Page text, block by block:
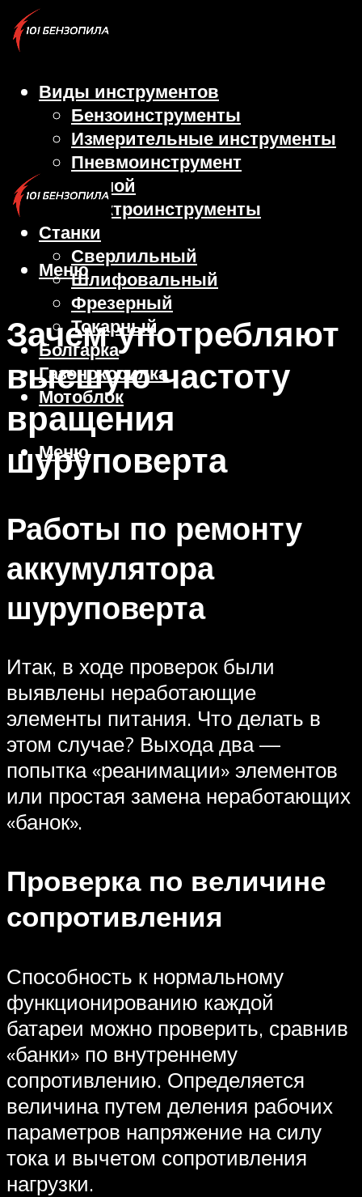
Виды инструментов
Бензоинструменты
Измерительные инструменты
Пневмоинструмент
Ручной
Электроинструменты
Станки
Сверлильный
Шлифовальный
Фрезерный
Токарный
Болгарка
Газонокосилка
Мотоблок
Меню
Меню
Зачем употребляют
высшую частоту
вращения
шуруповерта
Работы по ремонту
аккумулятора
шуруповерта
Итак, в ходе проверок были
выявлены неработающие
элементы питания. Что делать в
этом случае? Выхода два —
попытка «реанимации» элементов
или простая замена неработающих
«банок».
Проверка по величине
сопротивления
Способность к нормальному
функционированию каждой
батареи можно проверить, сравнив
«банки» по внутреннему
сопротивлению. Определяется
величина путем деления рабочих
параметров напряжение на силу
тока и вычетом сопротивления
нагрузки.